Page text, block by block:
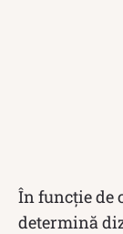
În funcție de
determină